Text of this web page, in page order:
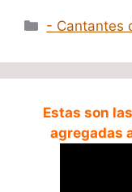
Categorías
- Cantantes
Estas son
agregadas